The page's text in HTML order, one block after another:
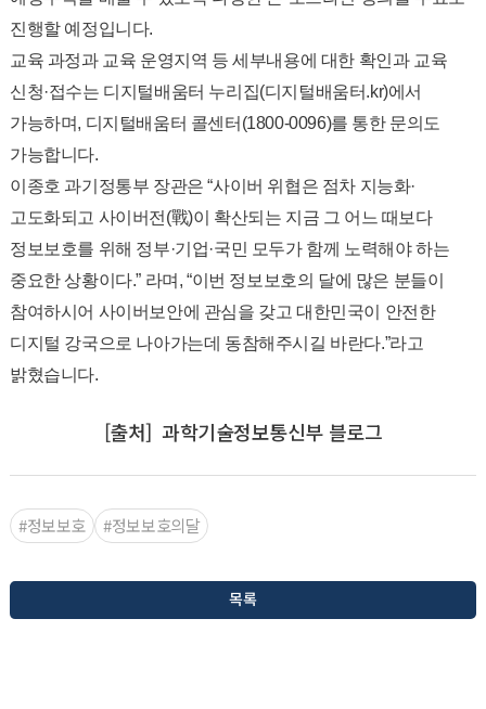
진행할 예정입니다.
교육 과정과 교육 운영지역 등 세부내용에 대한 확인과 교육
신청·접수는 디지털배움터 누리집(디지털배움터.kr)에서
가능하며, 디지털배움터 콜센터(1800-0096)를 통한 문의도
가능합니다.
이종호 과기정통부 장관은 “사이버 위협은 점차 지능화·
고도화되고 사이버전(戰)이 확산되는 지금 그 어느 때보다
정보보호를 위해 정부·기업·국민 모두가 함께 노력해야 하는
중요한 상황이다.” 라며, “이번 정보보호의 달에 많은 분들이
참여하시어 사이버보안에 관심을 갖고 대한민국이 안전한
디지털 강국으로 나아가는데 동참해주시길 바란다.”라고
밝혔습니다.
[출처]과학기술정보통신부 블로그
#정보보호 #정보보호의달
목록